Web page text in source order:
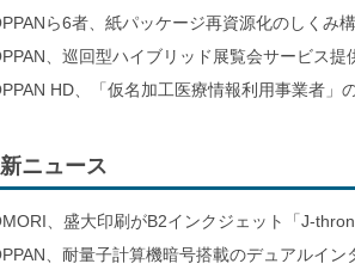
ら6者、紙パッケージ再資源化のしくみ
、巡回型ハイブリッド展覧会サービス提
HD、「仮名加工医療情報利用事業者」
ニュース
、盛大印刷がB2インクジェット「J-
、耐量子計算機暗号搭載のデュアルイン